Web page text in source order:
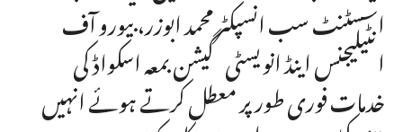
اسسٹنٹ سب انسپکٹر محمد ابوزر، بیورو آف
انٹیلیجنس اینڈ انویسٹی گیشن بمعہ اسکواڈ کی
خدمات فوری طور پر معطل کرتے ہوئے انہیں